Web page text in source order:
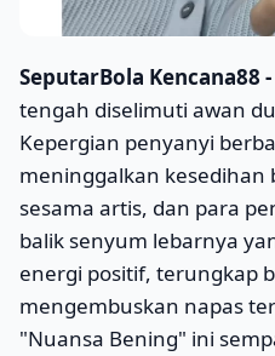
SeputarBola Kencana88 -
tengah diselimuti awan
Kepergian penyanyi
meninggalkan kesedihan
sesama artis, dan para
balik senyum lebarnya
energi positif, terungkap
mengembuskan napas
"Nuansa Bening" ini